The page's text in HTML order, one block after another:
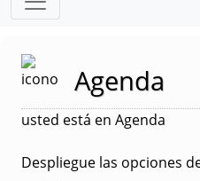
Agenda
usted está en Agenda
Despliegue las opciones